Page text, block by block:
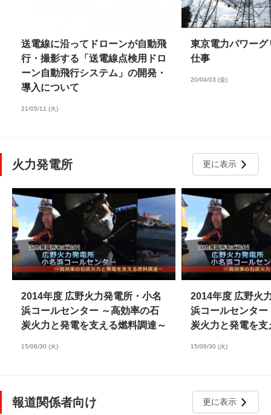
送電線に沿ってドローンが自動飛
行・撮影する「送電線点検用ドロ
ーン自動飛行システム」の開発・
導入について
21/05/11 (火)
東京電力パワー
仕事
20/04/03 (金)
火力発電所 更に表示
2014年度 広野火力発電所・小名
浜コールセンター ～高効率の石
炭火力と発電を支える燃料調達～
15/06/30 (火)
2014年度 広野火
浜コールセンター
炭火力と発電を
15/06/30 (火)
報道関係者向け 更に表示